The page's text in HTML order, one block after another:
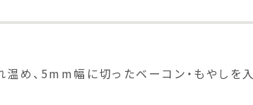
め、5mm幅に切ったベーコン・もやしを入